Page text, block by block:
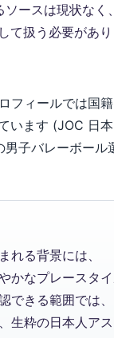
ースは現状なく
て扱う必要があ
フィールでは国
います (JOC 日
子バレーボール
れる背景には、
かなプレースタ
できる範囲では、
生粋の日本人ア